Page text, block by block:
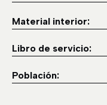
Material interior:
Libro de servicio:
Población: